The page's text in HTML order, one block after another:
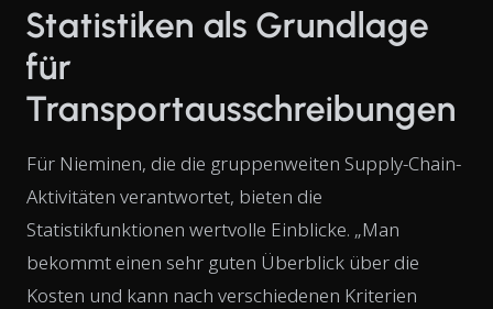
Statistiken als Grundlage
für
Transportausschreibungen
Für Nieminen, die die gruppenweiten Supply-Chain-
Aktivitäten verantwortet, bieten die
Statistikfunktionen wertvolle Einblicke. „Man
bekommt einen sehr guten Überblick über die
Kosten und kann nach verschiedenen Kriterien